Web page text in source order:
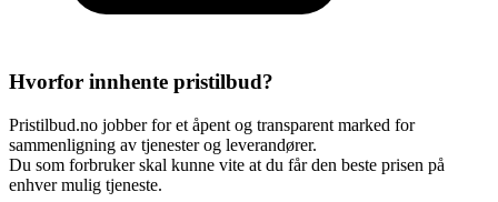
Hvorfor innhente pristilbud?
Pristilbud.no jobber for et åpent og transparent marked for
sammenligning av tjenester og leverandører.
Du som forbruker skal kunne vite at du får den beste prisen på
enhver mulig tjeneste.